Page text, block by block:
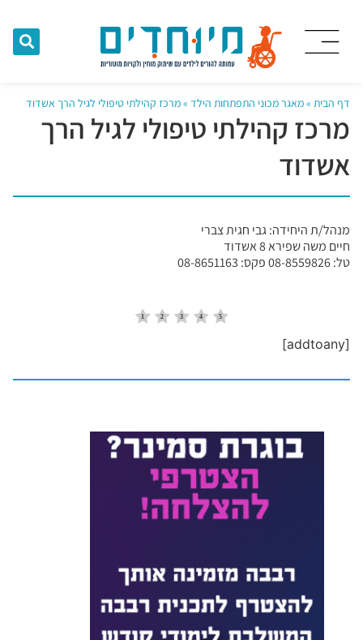
דף הבית »מאגר מכוני התפתחות הילד »מרכז קהילתי טיפולי לגיל הרך אשדוד
מרכז קהילתי טיפולי לגיל הרך
אשדוד
מנהל/ת היחידה: גבי חגית צברי
חיים משה שפירא 8 אשדוד
טל: 08-8559826 פקס: 08-8651163
[addtoany]